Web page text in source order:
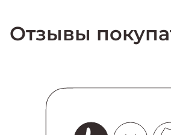
Отзывы